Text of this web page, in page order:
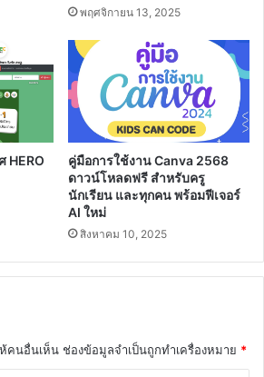
พฤศจิกายน 13, 2025
HERO
คู่มือการใช้งาน Canva 2568
ดาวน์โหลดฟรี สำหรับครู
นักเรียน และทุกคน พร้อมฟีเจอร์
AI ใหม่
สิงหาคม 10, 2025
คนอื่นเห็น ช่องข้อมูลจำเป็นถูกทำเครื่องหมาย *